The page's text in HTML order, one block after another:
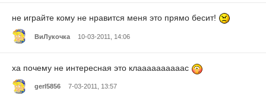
не играйте кому не нравится меня это прямо бесит!
ВиЛукочка 10-03-2011, 14:06
ха почему не интересная это клаааааааааас
gerl5856 7-03-2011, 13:57